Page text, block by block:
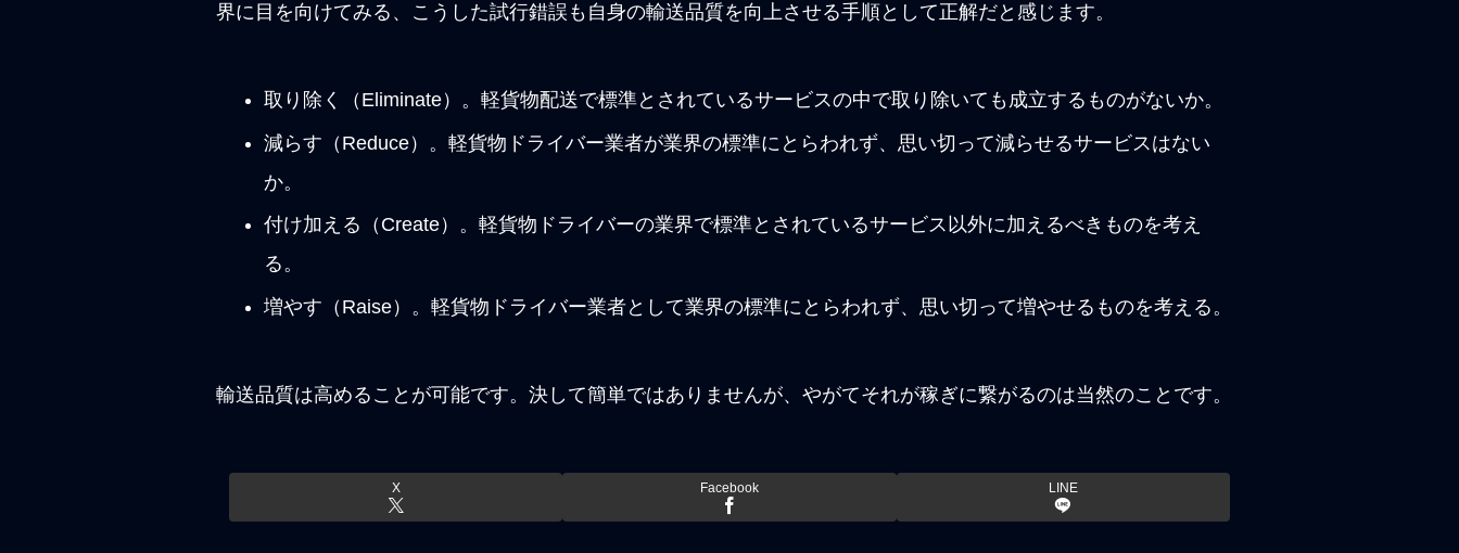
界に目を向けてみる、こうした試行錯誤も自身の輸送品質を向上させる手順として正解だと感じます。
取り除く（Eliminate）。軽貨物配送で標準とされているサービスの中で取り除いても成立するものがないか。
減らす（Reduce）。軽貨物ドライバー業者が業界の標準にとらわれず、思い切って減らせるサービスはない
か。
付け加える（Create）。軽貨物ドライバーの業界で標準とされているサービス以外に加えるべきものを考え
る。
増やす（Raise）。軽貨物ドライバー業者として業界の標準にとらわれず、思い切って増やせるものを考える。
輸送品質は高めることが可能です。決して簡単ではありませんが、やがてそれが稼ぎに繋がるのは当然のことです。
X Facebook LINE